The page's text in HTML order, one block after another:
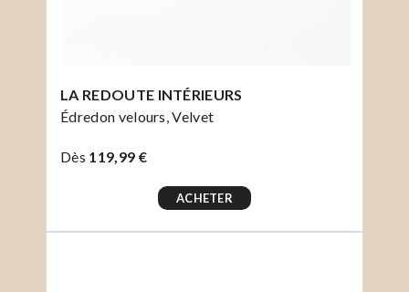
LA REDOUTE INTÉRIEURS
Édredon velours, Velvet
Dès 119,99 €
ACHETER